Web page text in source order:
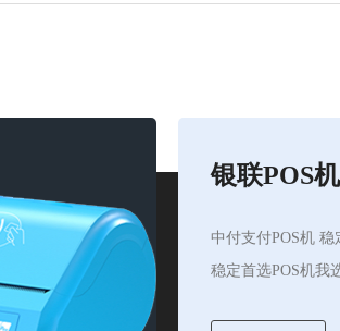
银联POS机
中付支付POS机 稳
稳定首选POS机我